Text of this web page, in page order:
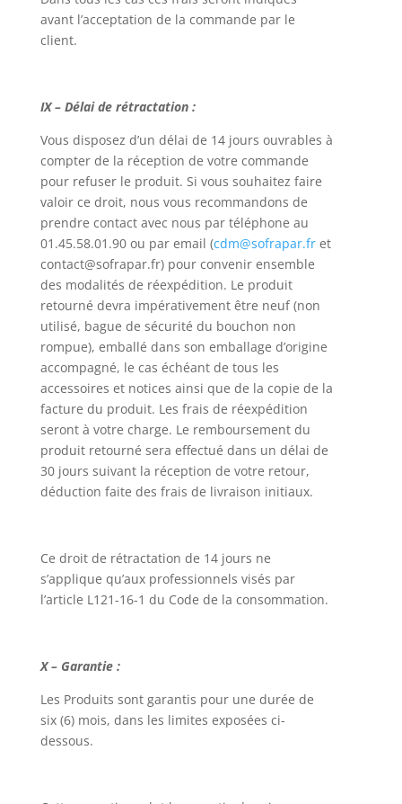
avant l’acceptation de la commande par le
client.
IX – Délai de rétractation :
Vous disposez d’un délai de 14 jours ouvrables à
compter de la réception de votre commande
pour refuser le produit. Si vous souhaitez faire
valoir ce droit, nous vous recommandons de
prendre contact avec nous par téléphone au
01.45.58.01.90 ou par email (cdm@sofrapar.fret
contact@sofrapar.fr) pour convenir ensemble
des modalités de réexpédition. Le produit
retourné devra impérativement être neuf (non
utilisé, bague de sécurité du bouchon non
rompue), emballé dans son emballage d’origine
accompagné, le cas échéant de tous les
accessoires et notices ainsi que de la copie de la
facture du produit. Les frais de réexpédition
seront à votre charge. Le remboursement du
produit retourné sera effectué dans un délai de
30 jours suivant la réception de votre retour,
déduction faite des frais de livraison initiaux.
Ce droit de rétractation de 14 jours ne
s’applique qu’aux professionnels visés par
l’article L121-16-1 du Code de la consommation.
X – Garantie :
Les Produits sont garantis pour une durée de
six (6) mois, dans les limites exposées ci-
dessous.